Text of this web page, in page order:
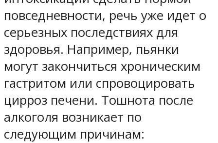
повседневности, речь уже идет о
серьезных последствиях для
здоровья. Например, пьянки
могут закончиться хроническим
гастритом или спровоцировать
цирроз печени. Тошнота после
алкоголя возникает по
следующим причинам: